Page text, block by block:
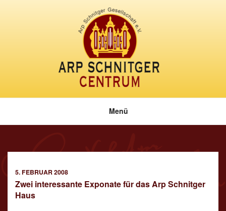
Menü
VERÖFFENTLICHT
AM
5. FEBRUAR 2008
Zwei interessante Exponate für das Arp Schnitger
Haus